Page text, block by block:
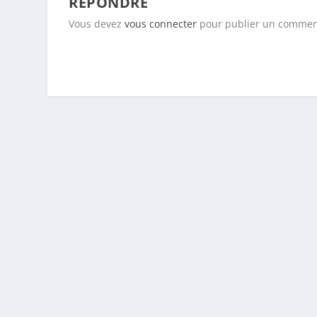
Vous devezvous connecter pour publier un